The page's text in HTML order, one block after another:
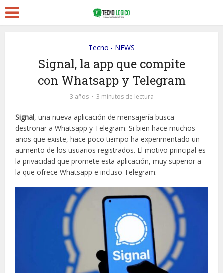
Tecno - NEWS
Signal, la app que compite
con Whatsapp y Telegram
3 años 3 minutos de lectura
Signal, una nueva aplicación de mensajería busca
destronar a Whatsapp y Telegram. Si bien hace muchos
años que existe, hace poco tiempo ha experimentado un
aumento de los usuarios registrados. El motivo principal es
la privacidad que promete esta aplicación, muy superior a
la que ofrece Whatsapp e incluso Telegram.